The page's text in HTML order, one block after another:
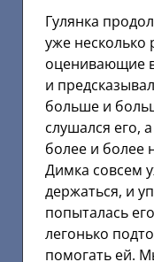
Гулянка
уже несколько
оценивающие
и
больше и
слушался его,
более и более
Димка совсем
держаться, и
попыталась
легонько
помогать ей.